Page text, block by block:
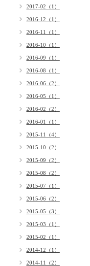
2017-02（1）
2016-12（1）
2016-11（1）
2016-10（1）
2016-09（1）
2016-08（1）
2016-06（2）
2016-05（1）
2016-02（2）
2016-01（1）
2015-11（4）
2015-10（2）
2015-09（2）
2015-08（2）
2015-07（1）
2015-06（2）
2015-05（3）
2015-03（1）
2015-02（1）
2014-12（1）
2014-11（2）